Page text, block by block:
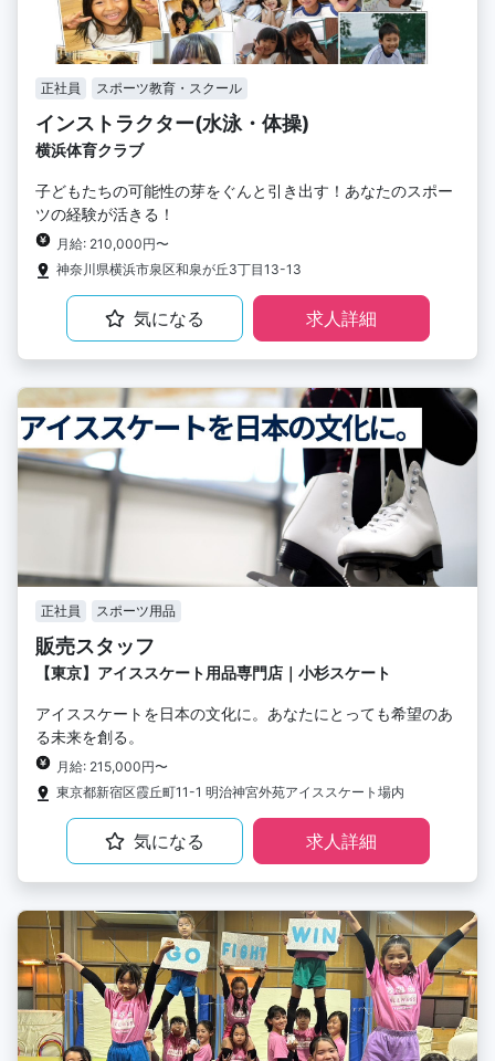
正社員 スポーツ教育・スクール
インストラクター(水泳・体操)
横浜体育クラブ
子どもたちの可能性の芽をぐんと引き出す！あなたのスポー
ツの経験が活きる！
月給: 210,000円〜
神奈川県横浜市泉区和泉が丘3丁目13-13
気になる 求人詳細
正社員 スポーツ用品
販売スタッフ
【東京】アイススケート用品専門店｜小杉スケート
アイススケートを日本の文化に。あなたにとっても希望のあ
る未来を創る。
月給: 215,000円〜
東京都新宿区霞丘町11-1 明治神宮外苑アイススケート場内
気になる 求人詳細